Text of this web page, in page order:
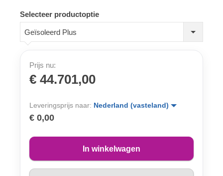
Selecteer productoptie
Geïsoleerd Plus
Prijs nu:
€ 44.701,00
Leveringsprijs naar: Nederland (vasteland)
€ 0,00
In winkelwagen